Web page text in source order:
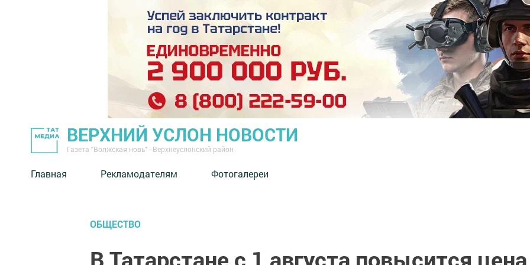
ВЕРХНИЙ УСЛОН НОВОСТИ
Газета "Волжская новь" - Верхнеуслонский район
Главная Рекламодателям Фотогалереи
ОБЩЕСТВО
В Татарстане с 1 августа повысится цена